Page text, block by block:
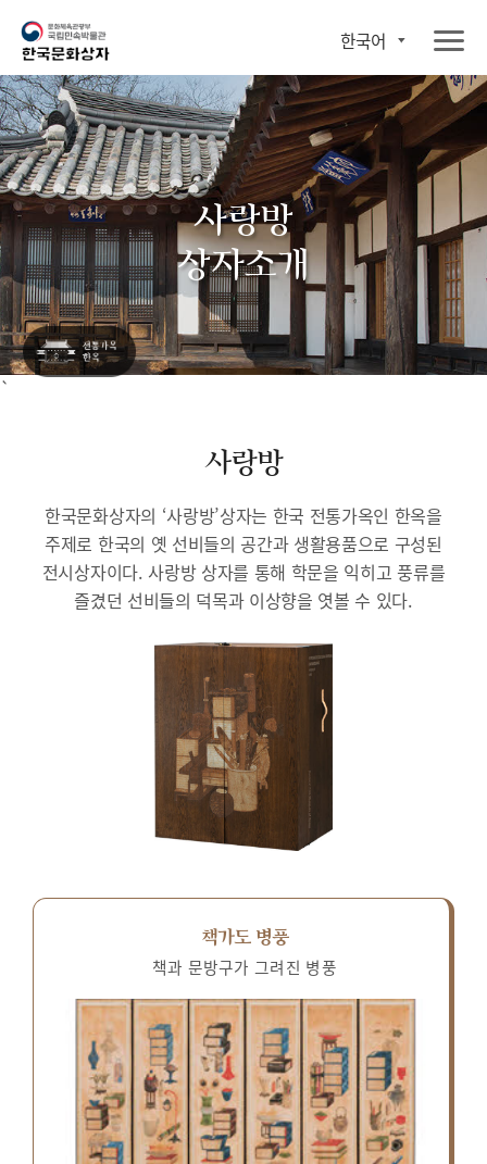
한국어
`
사랑방
상자소개
사랑방
한국문화상자의 ‘사랑방’상자는 한국 전통가옥인 한옥을
주제로 한국의 옛 선비들의 공간과 생활용품으로 구성된
전시상자이다. 사랑방 상자를 통해 학문을 익히고 풍류를
즐겼던 선비들의 덕목과 이상향을 엿볼 수 있다.
책가도 병풍
책과 문방구가 그려진 병풍